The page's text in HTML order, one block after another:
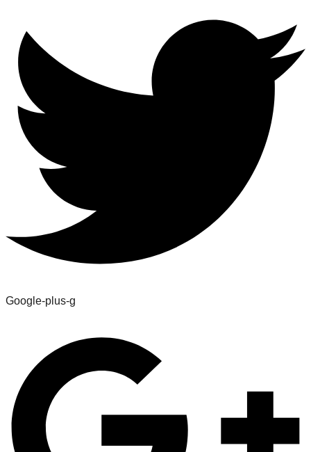
Google-plus-g